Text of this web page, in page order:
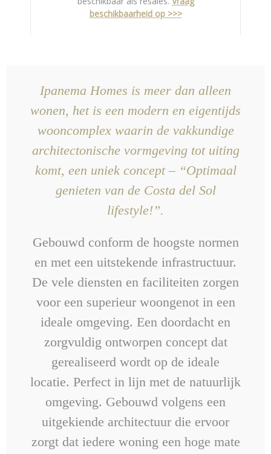
beschikbaarheid op >>>
Ipanema Homes is meer dan alleen
wonen, het is een modern en eigentijds
wooncomplex waarin de vakkundige
architectonische vormgeving tot uiting
komt, een uniek concept – “Optimaal
genieten van de Costa del Sol
lifestyle!”.
Gebouwd conform de hoogste normen
en met een uitstekende infrastructuur.
De vele diensten en faciliteiten zorgen
voor een superieur woongenot in een
ideale omgeving. Een doordacht en
zorgvuldig ontworpen concept dat
gerealiseerd wordt op de ideale
locatie. Perfect in lijn met de natuurlijk
omgeving. Gebouwd volgens een
uitgekiende architectuur die ervoor
zorgt dat iedere woning een hoge mate